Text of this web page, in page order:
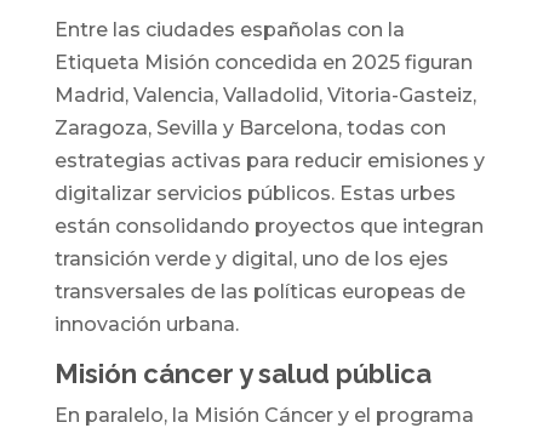
Entre las ciudades españolas con la
Etiqueta Misión concedida en 2025 figuran
Madrid, Valencia, Valladolid, Vitoria-Gasteiz,
Zaragoza, Sevilla y Barcelona, todas con
estrategias activas para reducir emisiones y
digitalizar servicios públicos. Estas urbes
están consolidando proyectos que integran
transición verde y digital, uno de los ejes
transversales de las políticas europeas de
innovación urbana.
Misión cáncer y salud pública
En paralelo, la Misión Cáncer y el programa